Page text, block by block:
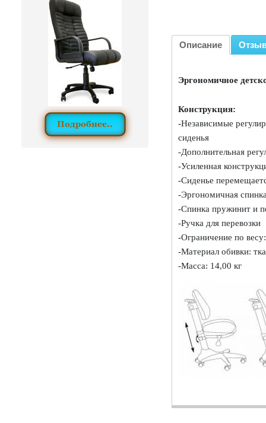
Описание
Эргономичное
Конструкция:
-Независимые
сиденья
-Дополнительная
-Усиленная
-Сиденье
-Эргономичная
-Спинка пружинит и
-Ручка для перевозки
-Ограничение по
-Материал обивки:
-Масса: 14,00 кг